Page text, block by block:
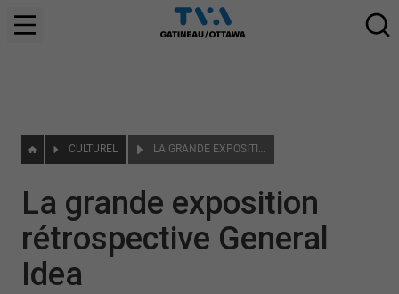
CULTUREL LA GRANDE EXPOSITION RÉTROSPECTIVE GENERAL IDEA
La grande exposition
rétrospective General
Idea